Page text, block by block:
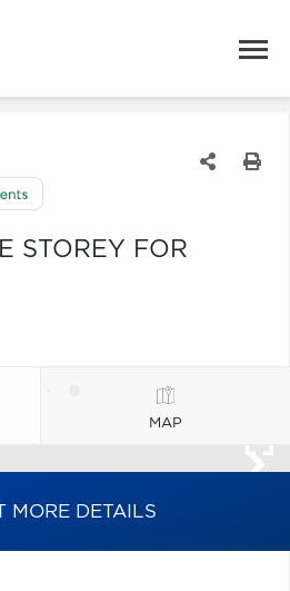
STOREY FOR
MAP
MORE DETAILS